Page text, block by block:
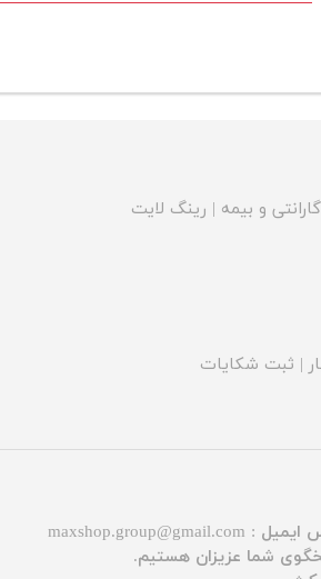
و بیمه | رینگ لایت
| ثبت شکایات
ایمیل : maxshop.group@gmail.com